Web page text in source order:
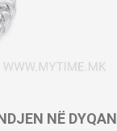
NË DYQAN